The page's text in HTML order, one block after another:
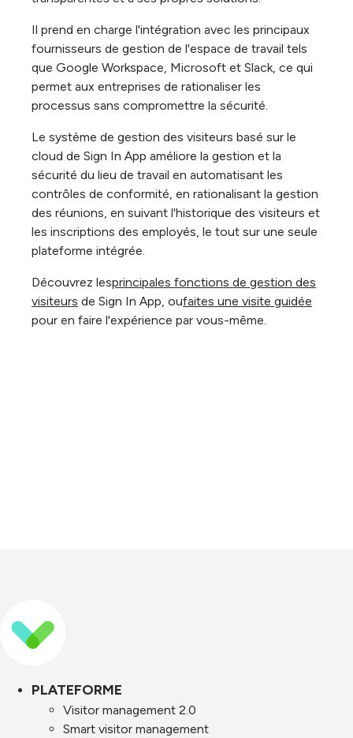
Il prend en charge l'intégration avec les principaux
fournisseurs de gestion de l'espace de travail tels
que Google Workspace, Microsoft et Slack, ce qui
permet aux entreprises de rationaliser les
processus sans compromettre la sécurité.
Le système de gestion des visiteurs basé sur le
cloud de Sign In App améliore la gestion et la
sécurité du lieu de travail en automatisant les
contrôles de conformité, en rationalisant la gestion
des réunions, en suivant l'historique des visiteurs et
les inscriptions des employés, le tout sur une seule
plateforme intégrée.
Découvrez lesprincipales fonctions de gestion des
visiteurs de Sign In App, oufaites une visite guidée
pour en faire l'expérience par vous-même.
PLATEFORME
Visitor management 2.0
Smart visitor management